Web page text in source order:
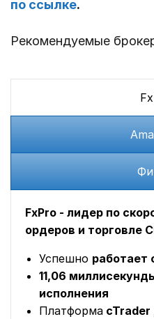
по ссылке.
Рекомендуемые
FxPro - лидер по
ордеров и торговле
Успешно работает
11,06
исполнения
Платформа cTrader